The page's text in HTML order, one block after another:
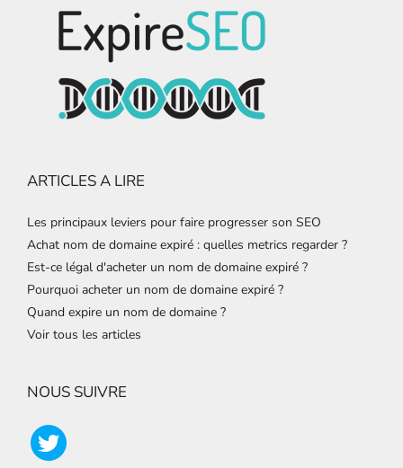
ARTICLES A LIRE
Les principaux leviers pour faire progresser son SEO
Achat nom de domaine expiré : quelles metrics regarder ?
Est-ce légal d'acheter un nom de domaine expiré ?
Pourquoi acheter un nom de domaine expiré ?
Quand expire un nom de domaine ?
Voir tous les articles
NOUS SUIVRE